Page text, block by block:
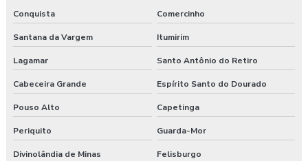
Conquista Comercinho
Santana da Vargem Itumirim
Lagamar Santo Antônio do Retiro
Cabeceira Grande Espírito Santo do Dourado
Pouso Alto Capetinga
Periquito Guarda-Mor
Divinolândia de Minas Felisburgo